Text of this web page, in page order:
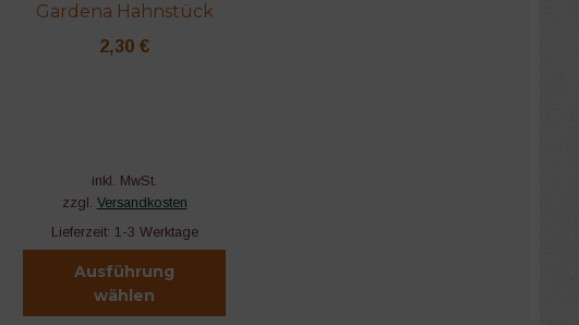
Gardena Hahnstück
2,30€
inkl. MwSt.
zzgl. Versandkosten
Lieferzeit: 1-3 Werktage
Ausführung
wählen